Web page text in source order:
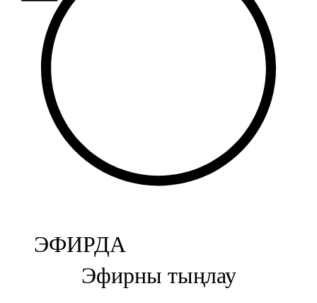
107,1 FM
Балык бистәсе
104,9 FM
Баулы
107,5 FM
Биләр
Болгар
106,0 FM
Бөгелмә
ЭФИРДА
Эфирны тыңлау